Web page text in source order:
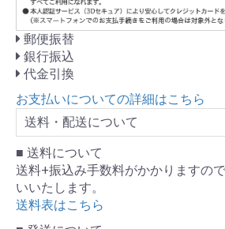
郵便振替
銀行振込
代金引換
お支払いについての詳細はこちら
送料・配送について
■ 送料について
送料+振込み手数料がかかりますの
いいたします。
送料表はこちら